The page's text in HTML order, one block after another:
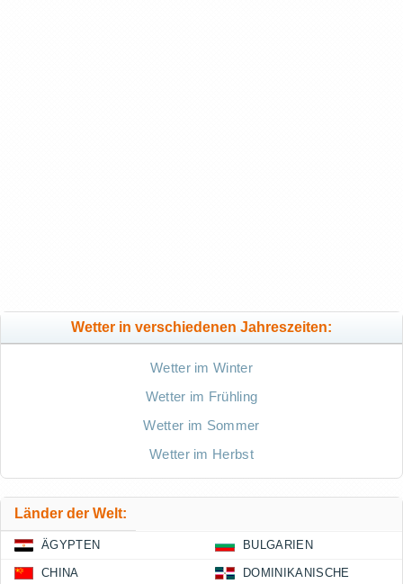
Wetter in verschiedenen Jahreszeiten:
Wetter im Winter
Wetter im Frühling
Wetter im Sommer
Wetter im Herbst
Länder der Welt:
ÄGYPTEN BULGARIEN
CHINA
DOMINIKANISCHE